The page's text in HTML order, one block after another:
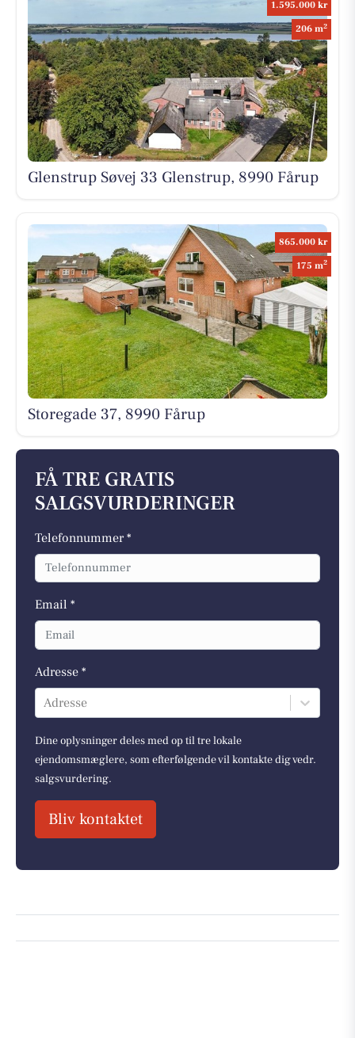
1.595.000 kr
206 m2
Glenstrup Søvej 33 Glenstrup, 8990 Fårup
865.000 kr
175 m2
Storegade 37, 8990 Fårup
FÅ TRE GRATIS
SALGSVURDERINGER
Telefonnummer *
Email *
Adresse *
Adresse
Dine oplysninger deles med op til tre lokale
ejendomsmæglere, som efterfølgende vil kontakte dig vedr.
salgsvurdering.
Bliv kontaktet